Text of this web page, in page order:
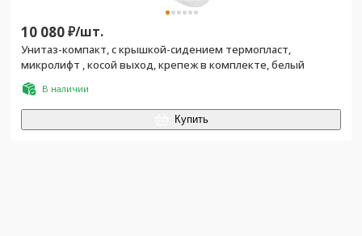
10 080₽/шт.
Унитаз-компакт, с крышкой-сидением термопласт,
микролифт , косой выход, крепеж в комплекте, белый
В наличии
Купить